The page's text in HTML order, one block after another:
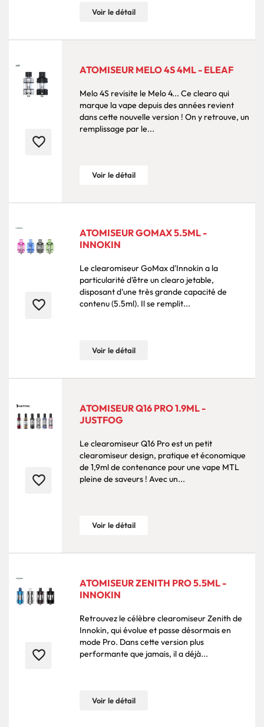
Voir le détail
favorite_border
ATOMISEUR MELO 4S 4ML - ELEAF
Melo 4S revisite le Melo 4... Ce clearo qui
marque la vape depuis des années revient
dans cette nouvelle version ! On y retrouve, un
remplissage par le...
Voir le détail
favorite_border
ATOMISEUR GOMAX 5.5ML -
INNOKIN
Le clearomiseur GoMax d'Innokin a la
particularité d'être un clearo jetable,
disposant d'une très grande capacité de
contenu (5.5ml). Il se remplit...
Voir le détail
favorite_border
ATOMISEUR Q16 PRO 1.9ML -
JUSTFOG
Le clearomiseur Q16 Pro est un petit
clearomiseur design, pratique et économique
de 1,9ml de contenance pour une vape MTL
pleine de saveurs ! Avec un...
Voir le détail
favorite_border
ATOMISEUR ZENITH PRO 5.5ML -
INNOKIN
Retrouvez le célèbre clearomiseur Zenith de
Innokin, qui évolue et passe désormais en
mode Pro. Dans cette version plus
performante que jamais, il a déjà...
Voir le détail